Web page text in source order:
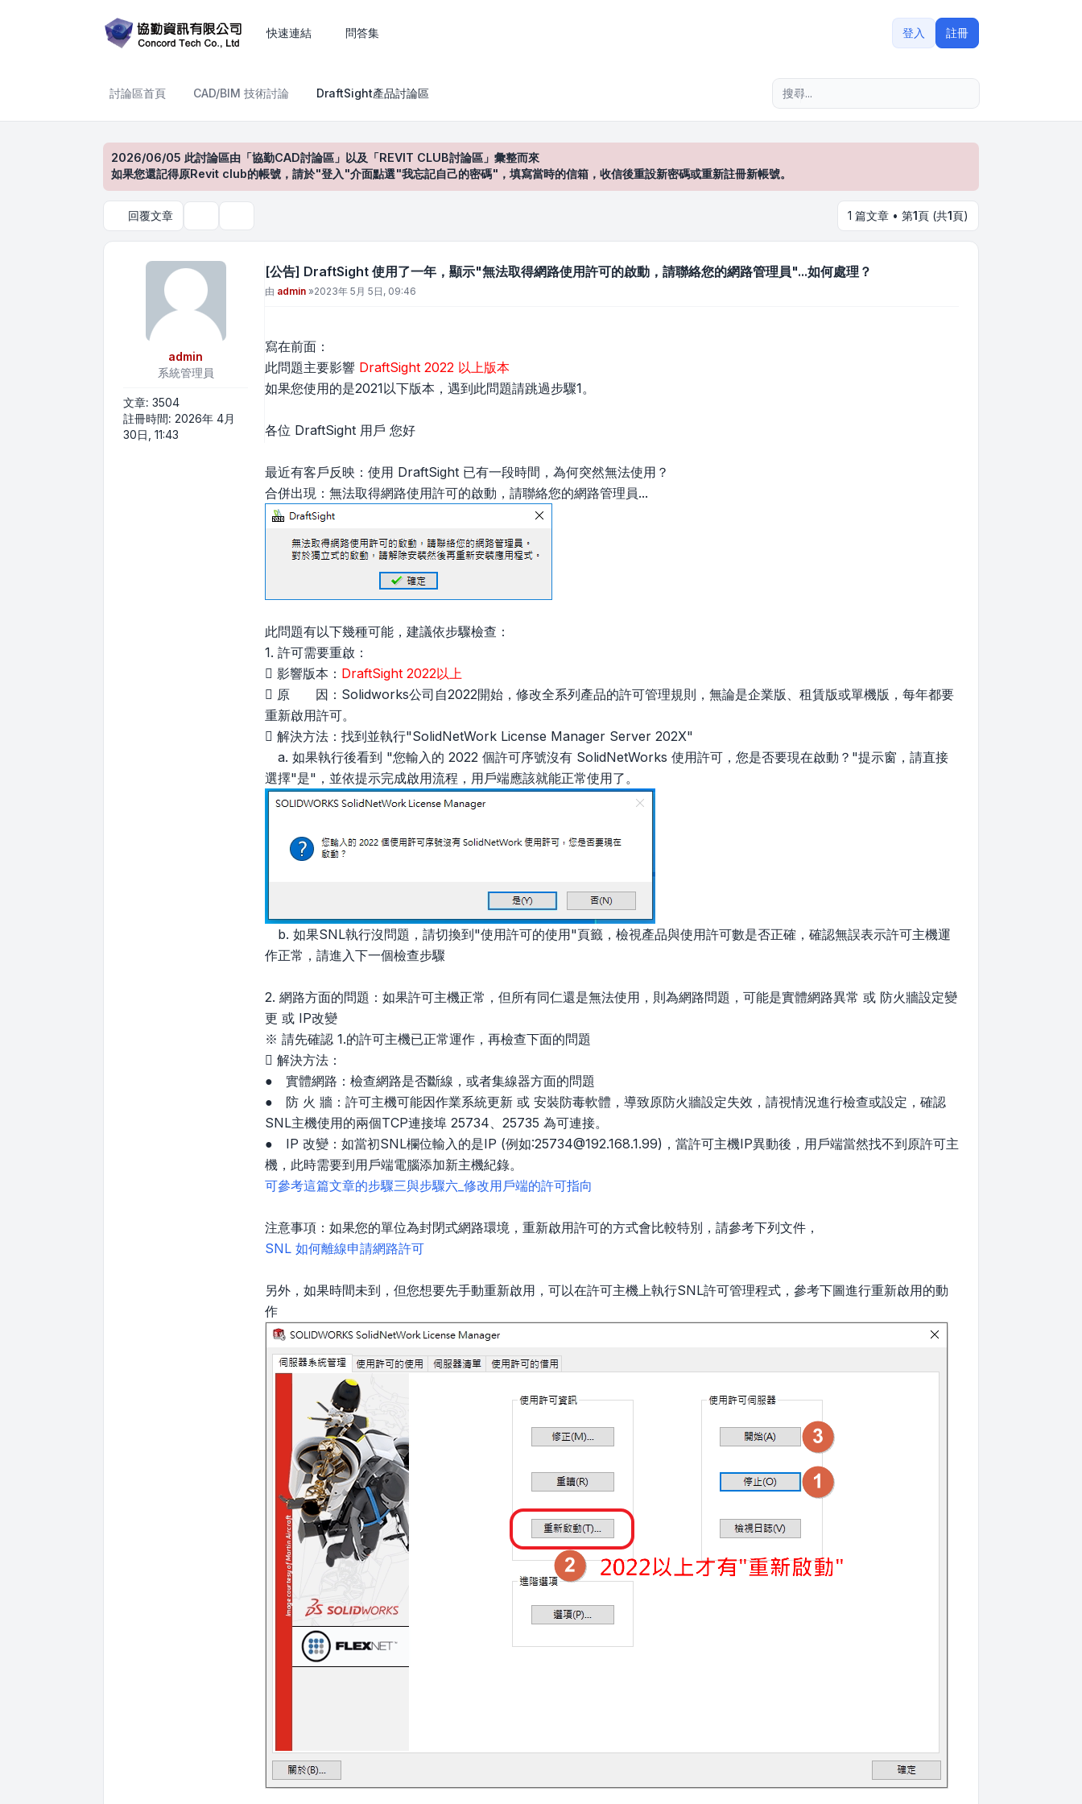
快速連結 問答集 登入 註冊
討論區首頁 CAD/BIM 技術討論 DraftSight產品討論區
2026/06/05 此討論區由「協勤CAD討論區」以及「REVIT CLUB討論區」彙整而來
如果您還記得原Revit club的帳號，請於"登入"介面點選"我忘記自己的密碼"，填寫當時的信箱，收信後重設新密碼或重新註冊新帳號。
回覆文章 1 篇文章 • 第1頁 (共1頁)
admin
系統管理員
文章: 3504
註冊時間: 2026年 4月
30日, 11:43
[公告] DraftSight 使用了一年，顯示"無法取得網路使用許可的啟動，請聯絡您的網路管理員"...如何處理？
文章
由 admin »2023年 5月 5日, 09:46
寫在前面：
此問題主要影響 DraftSight 2022 以上版本
如果您使用的是2021以下版本，遇到此問題請跳過步驟1。
各位 DraftSight 用戶 您好
最近有客戶反映：使用 DraftSight 已有一段時間，為何突然無法使用？
合併出現：無法取得網路使用許可的啟動，請聯絡您的網路管理員...
此問題有以下幾種可能，建議依步驟檢查：
1. 許可需要重啟：
 影響版本： DraftSight 2022以上
 原 因：Solidworks公司自2022開始，修改全系列產品的許可管理規則，無論是企業版、租賃版或單機版，每年都要
重新啟用許可。
 解決方法：找到並執行"SolidNetWork License Manager Server 202X"
a. 如果執行後看到 "您輸入的 2022 個許可序號沒有 SolidNetWorks 使用許可，您是否要現在啟動？"提示窗，請直接
選擇"是"，並依提示完成啟用流程，用戶端應該就能正常使用了。
b. 如果SNL執行沒問題，請切換到"使用許可的使用"頁籤，檢視產品與使用許可數是否正確，確認無誤表示許可主機運
作正常，請進入下一個檢查步驟
2. 網路方面的問題：如果許可主機正常，但所有同仁還是無法使用，則為網路問題，可能是實體網路異常 或 防火牆設定變
更 或 IP改變
※ 請先確認 1.的許可主機已正常運作，再檢查下面的問題
 解決方法：
● 實體網路：檢查網路是否斷線，或者集線器方面的問題
● 防 火 牆：許可主機可能因作業系統更新 或 安裝防毒軟體，導致原防火牆設定失效，請視情況進行檢查或設定，確認
SNL主機使用的兩個TCP連接埠 25734、25735 為可連接。
● IP 改變：如當初SNL欄位輸入的是IP (例如:25734@192.168.1.99)，當許可主機IP異動後，用戶端當然找不到原許可主
機，此時需要到用戶端電腦添加新主機紀錄。
可參考這篇文章的步驟三與步驟六_修改用戶端的許可指向
注意事項：如果您的單位為封閉式網路環境，重新啟用許可的方式會比較特別，請參考下列文件，
SNL 如何離線申請網路許可
另外，如果時間未到，但您想要先手動重新啟用，可以在許可主機上執行SNL許可管理程式，參考下圖進行重新啟用的動
作